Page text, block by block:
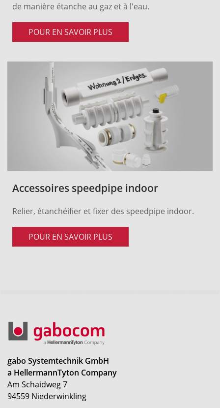
de manière étanche au gaz et à l'eau.
POUR EN SAVOIR PLUS
Accessoires speedpipe indoor
Relier, étanchéifier et fixer des speedpipe indoor.
POUR EN SAVOIR PLUS
gabo Systemtechnik GmbH
a HellermannTyton Company
Am Schaidweg 7
94559 Niederwinkling